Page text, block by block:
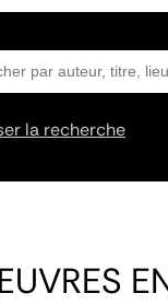
la recherche